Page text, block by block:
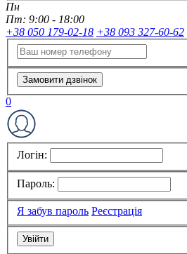
Пн
Пт: 9:00 - 18:00
+38 050 179-02-18 +38 093 327-60-62
Замовити дзвінок
0
Логін:
Пароль:
Я забув пароль Реєстрація